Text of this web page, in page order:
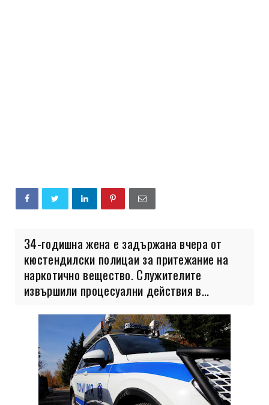
34-годишна жена е задържана вчера от
кюстендилски полицаи за притежание на
наркотично вещество. Служителите
извършили процесуални действия в...